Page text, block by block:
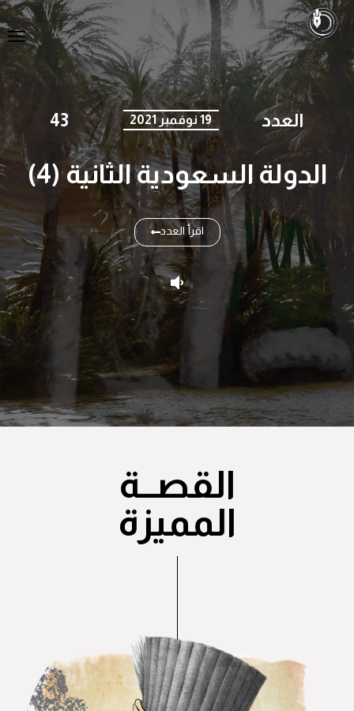
العدد 19 نوفمبر 2021 43
الدولة السعودية الثانية (4)
اقرأ العدد
القصــة
المميزة